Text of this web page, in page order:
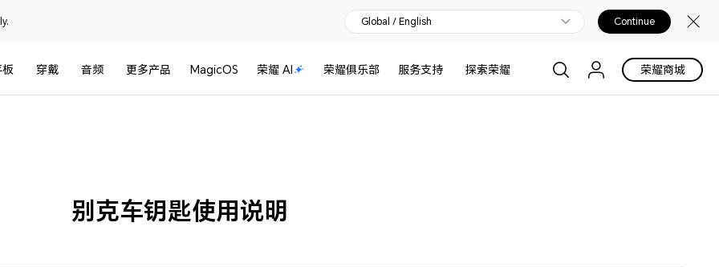
Global / English Continue
穿戴 音频 更多产品 MagicOS 荣耀 AI 荣耀俱乐部 服务支持 探索荣耀 荣耀商城
别克车钥匙使用说明